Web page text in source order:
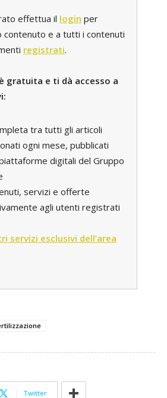
effettua il login per
contenuto e a tutti i contenuti
registrati.
gratuita e ti dà accesso a
tra tutti gli articoli
ogni mese, pubblicati
digitali del Gruppo
servizi e offerte
agli utenti registrati
servizi esclusivi dell’area
Twitter